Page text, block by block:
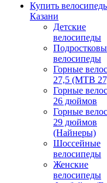
Купить
Казани
Детские
велосипеды
велосипеды
Горные
27,5 (MTB
Горные
26 дюймов
Горные
29 дюймов
(Найнеры)
Шоссейные
велосипеды
Женские
велосипеды